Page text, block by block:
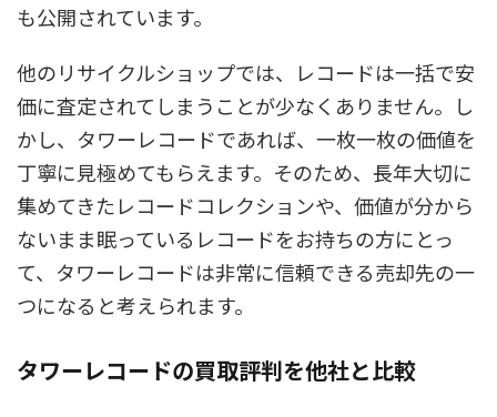
も公開されています。
他のリサイクルショップでは、レコードは一括で安
価に査定されてしまうことが少なくありません。し
かし、タワーレコードであれば、一枚一枚の価値を
丁寧に見極めてもらえます。そのため、長年大切に
集めてきたレコードコレクションや、価値が分から
ないまま眠っているレコードをお持ちの方にとっ
て、タワーレコードは非常に信頼できる売却先の一
つになると考えられます。
タワーレコードの買取評判を他社と比較